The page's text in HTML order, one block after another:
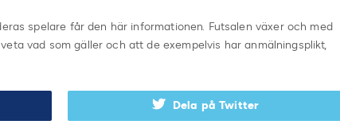
spelare får den här informationen. Futsalen växer och med
vad som gäller och att de exempelvis har anmälningsplikt,
Dela på Twitter